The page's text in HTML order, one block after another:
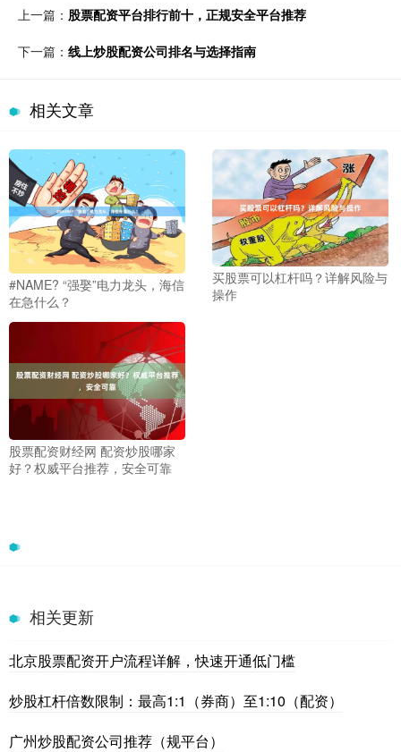
上一篇： 股票配资平台排行前十，正规安全平台推荐
下一篇： 线上炒股配资公司排名与选择指南
相关文章
#NAME? “强娶”电力龙头，海信
在急什么？
买股票可以杠杆吗？详解风险与
操作
股票配资财经网 配资炒股哪家
好？权威平台推荐，安全可靠
相关更新
北京股票配资开户流程详解，快速开通低门槛
炒股杠杆倍数限制：最高1:1（券商）至1:10（配资）
广州炒股配资公司推荐（规平台）